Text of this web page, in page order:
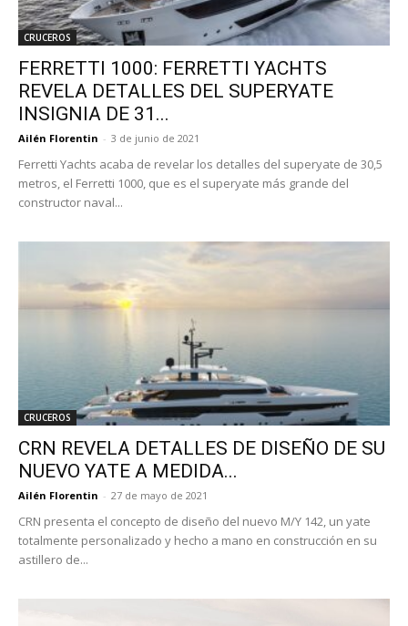
CRUCEROS
FERRETTI 1000: FERRETTI YACHTS
REVELA DETALLES DEL SUPERYATE
INSIGNIA DE 31...
Ailén Florentin - 3 de junio de 2021
Ferretti Yachts acaba de revelar los detalles del superyate de 30,5
metros, el Ferretti 1000, que es el superyate más grande del
constructor naval...
CRUCEROS
CRN REVELA DETALLES DE DISEÑO DE SU
NUEVO YATE A MEDIDA...
Ailén Florentin - 27 de mayo de 2021
CRN presenta el concepto de diseño del nuevo M/Y 142, un yate
totalmente personalizado y hecho a mano en construcción en su
astillero de...